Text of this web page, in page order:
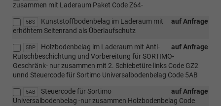
zusammen mit Laderaum Paket Code Z64-
5BS auf Anfrage
Kunststoffbodenbelag im Laderaum mit
erhöhtem Seitenrand als Überlaufschutz
5BP auf Anfrage
Holzbodenbelag im Laderaum mit Anti-
Rutschbeschichtung und Vorbereitung für SORTIMO-
Geschränk- nur zusammen mit 2. Schiebetüre links Code GZ2
unnd Steuercode für Sortimo Universalbodenbelag Code 5AB
5AB auf Anfrage
Steuercode für Sortimo
Universalbodenbelag -nur zusammen Holzbodenbelag Code